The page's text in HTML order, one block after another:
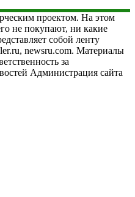
проектом. На этом
не покупают, ни какие
собой ленту
newsru.com. Материалы
за
Администрация сайта